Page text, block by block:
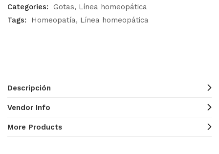
Categories: Gotas
Línea homeopática
Tags:
Homeopatía Línea homeopática
Descripción
Vendor Info
More Products